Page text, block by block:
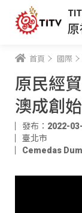
首頁 國際
原民經
澳成創
發布：2022-
臺北市
Cemedas